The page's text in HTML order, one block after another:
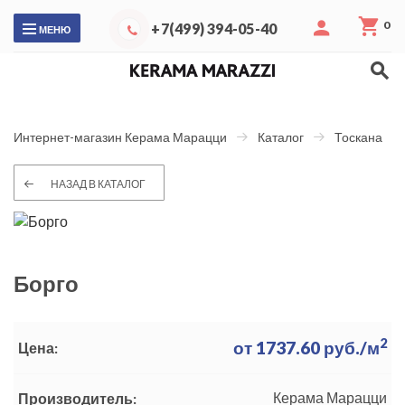
МЕНЮ +7(499) 394-05-40 0
Интернет-магазин Керама Марацци Каталог Тоскана
НАЗАД В КАТАЛОГ
Борго
Цена: от 1737.60 руб./м2
Производитель: Керама Марацци